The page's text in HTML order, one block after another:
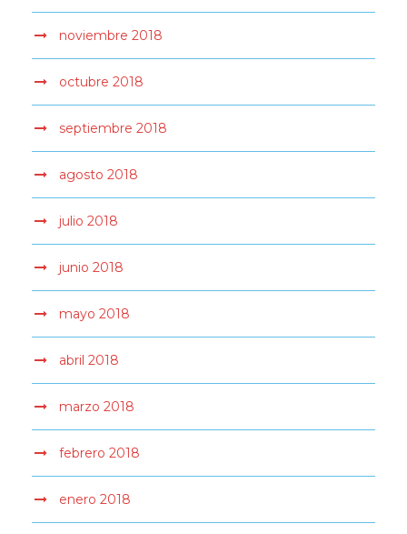
noviembre 2018
octubre 2018
septiembre 2018
agosto 2018
julio 2018
junio 2018
mayo 2018
abril 2018
marzo 2018
febrero 2018
enero 2018